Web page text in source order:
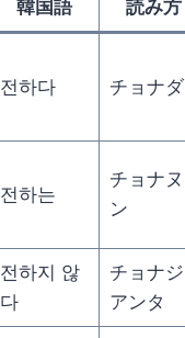
韓国語 読み方
전하다 チョナダ
전하는
チョナヌ
ン
전하지 않
다
チョナジ
アンタ